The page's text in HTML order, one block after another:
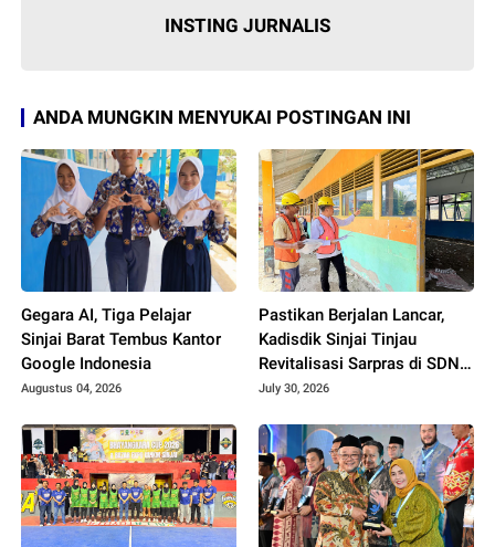
INSTING JURNALIS
ANDA MUNGKIN MENYUKAI POSTINGAN INI
Gegara AI, Tiga Pelajar
Sinjai Barat Tembus Kantor
Google Indonesia
Augustus 04, 2026
Pastikan Berjalan Lancar,
Kadisdik Sinjai Tinjau
Revitalisasi Sarpras di SDN
149 Tokinjong
July 30, 2026